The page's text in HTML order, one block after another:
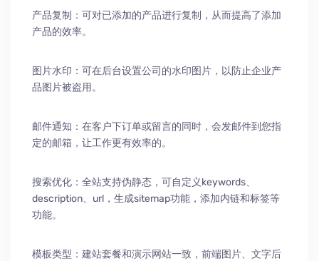
产品复制：可对已添加的产品进行复制，从而提高了添加
产品的效率。
图片水印：可在后台设置公司的水印图片，以防止企业产
品图片被盗用。
邮件通知：在客户下订单或留言的同时，会发邮件到您指
定的邮箱，让工作更有效率的。
搜索优化：全站支持伪静态，可自定义keywords、
description、url，生成sitemap功能，添加内链和标签等
功能。
模板类型：建站套餐和演示网站一致，前端图片、文字后